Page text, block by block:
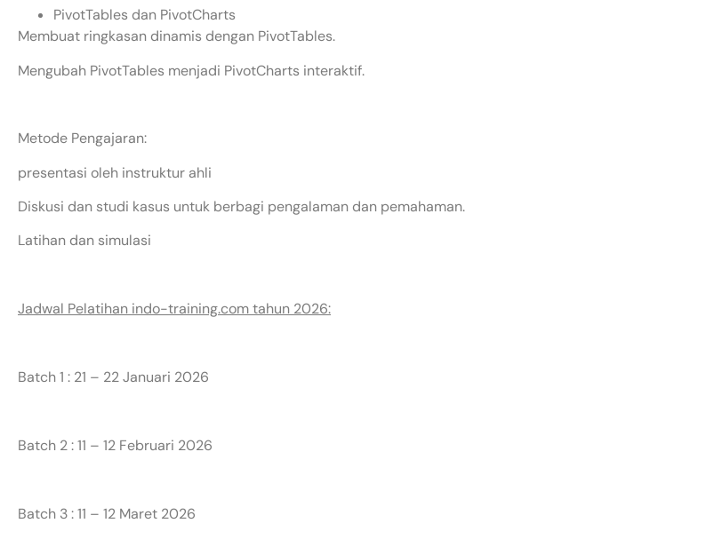
PivotTables dan PivotCharts
Membuat ringkasan dinamis dengan PivotTables.
Mengubah PivotTables menjadi PivotCharts interaktif.
Metode Pengajaran:
presentasi oleh instruktur ahli
Diskusi dan studi kasus untuk berbagi pengalaman dan pemahaman.
Latihan dan simulasi
Jadwal Pelatihan indo-training.com tahun 2026:
Batch 1 : 21 – 22 Januari 2026
Batch 2 : 11 – 12 Februari 2026
Batch 3 : 11 – 12 Maret 2026